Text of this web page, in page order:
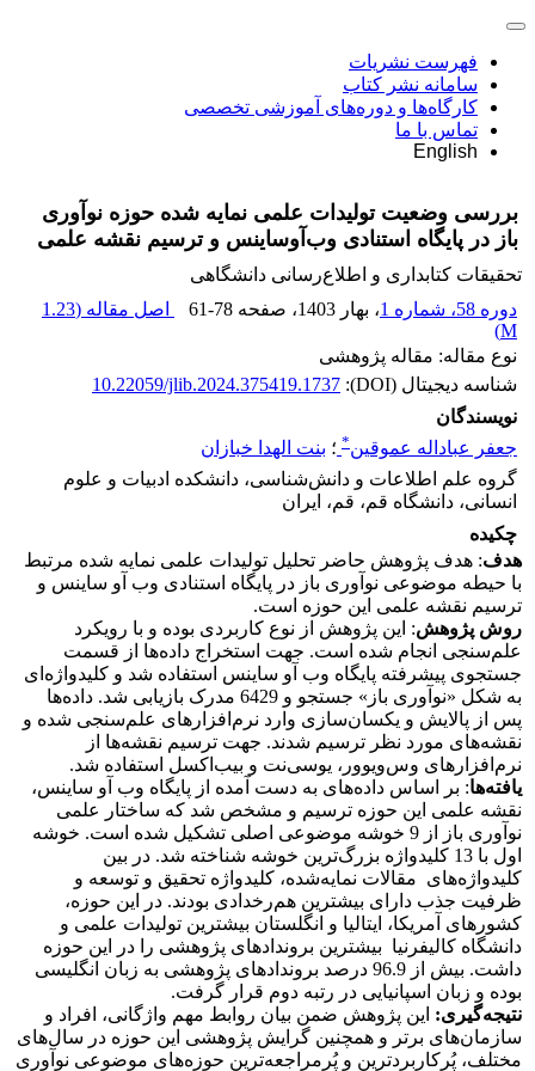
فهرست نشریات
سامانه نشر کتاب
کارگاه‌ها و دوره‌های آموزشی تخصصی
تماس با ما
English
بررسی وضعیت تولیدات علمی نمایه شده حوزه نوآوری
باز در پایگاه استنادی وب‌آو‌ساینس و ترسیم نقشه علمی
تحقیقات کتابداری و اطلاع‌رسانی دانشگاهی
دوره 58، شماره 1
، بهار 1403 ، صفحه 61-78 اصل مقاله (1.23
M
)
نوع مقاله: مقاله پژوهشی
شناسه دیجیتال (DOI):
10.22059/jlib.2024.375419.1737
نویسندگان
جعفر عباداله عموقین* ؛ بنت الهدا خبازان
گروه علم اطلاعات و دانش‌شناسی، دانشکده ادبیات و علوم
انسانی، دانشگاه قم، قم، ایران
چکیده
هدف: هدف پژوهش حاضر تحلیل تولیدات علمی نمایه شده مرتبط
با حیطه موضوعی نوآوری باز در پایگاه استنادی وب آو ساینس و
ترسیم نقشه علمی این حوزه است.
روش پژوهش: این پژوهش از نوع کاربردی بوده و با رویکرد
علم‌سنجی انجام شده است. جهت استخراج داده‌ها از قسمت
جستجوی پیشرفته پایگاه وب آو ساینس استفاده شد و کلیدواژه‌ای
به شکل «نوآوری باز» جستجو و 6429 مدرک بازیابی شد. داده‌ها
پس از پالایش و یکسان‌سازی وارد نرم‌افزارهای علم‌سنجی شده و
نقشه‌های مورد نظر ترسیم شدند. جهت ترسیم نقشه‌ها از
نرم‌افزارهای وس‌ویوور، یوسی‌نت و بیب‌اکسل استفاده شد.
یافتهها: بر اساس داده‌های به دست آمده از پایگاه وب آو ساینس،
نقشه علمی این حوزه ترسیم و مشخص شد که ساختار علمی
نوآوری باز از 9 خوشه موضوعی اصلی تشکیل شده است. خوشه
اول با 13 کلیدواژه بزرگ‌ترین خوشه شناخته شد. در بین
کلیدواژه‌های مقالات نمایه‌شده، کلیدواژه تحقیق و توسعه و
ظرفیت جذب دارای بیشترین هم‌رخدادی بودند. در این حوزه،
کشورهای آمریکا، ایتالیا و انگلستان بیشترین تولیدات علمی و
دانشگاه کالیفرنیا بیشترین بروندادهای پژوهشی را در این حوزه
داشت. بیش از 96.9 درصد بروندادهای پژوهشی به زبان انگلیسی
بوده و زبان اسپانیایی در رتبه دوم قرار گرفت.
نتیجه‌گیری: این پژوهش ضمن بیان روابط مهم واژگانی، افراد و
سازمان‌های برتر و همچنین گرایش پژوهشی این حوزه در سال‌های
مختلف، پُرکاربردترین و پُرمراجعه‌ترین حوزه‌های موضوعی نوآوری